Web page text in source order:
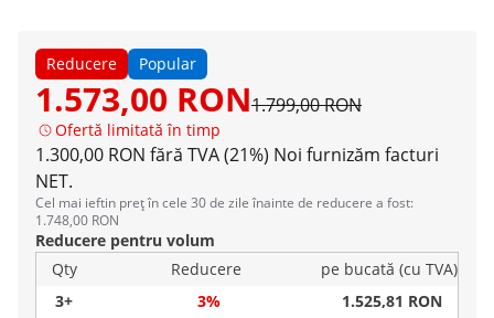
Reducere Popular
1.573,00 RON1.799,00 RON
Ofertă limitată în timp
1.300,00 RON fără TVA (21%) Noi furnizăm facturi
NET.
Cel mai ieftin preț în cele 30 de zile înainte de reducere a fost:
1.748,00 RON
Reducere pentru volum
Qty
Reducere
pe bucată (cu TVA)
3+
3%
1.525,81 RON